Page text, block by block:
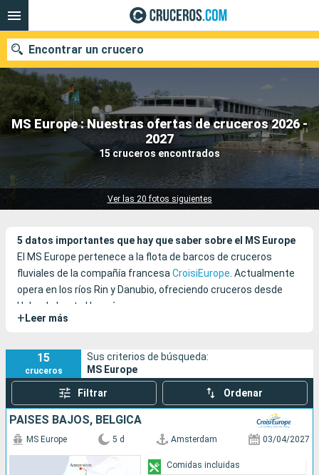
MS Europe : Nuestras ofertas de cruceros 2026 -
2027
15 cruceros encontrados
Ver las 20 fotos siguientes
Encontrar un crucero
Nuestros destinos
Fecha de salida
5 datos importantes que hay que saber sobre el MS Europe
El MS Europe pertenece a la flota de barcos de cruceros
fluviales de la compañía francesaCroisiEurope. Actualmente
opera en los ríos Rin y Danubio, ofreciendo cruceros desde
Holanda hasta Hungría.
+ Leer más
15
cruceros
Sus criterios de búsqueda:
MS Europe
Filtrar Ordenar
PAISES BAJOS, BÉLGICA
MS Europe 5 d Amsterdam 03/04/2027
Comidas incluidas